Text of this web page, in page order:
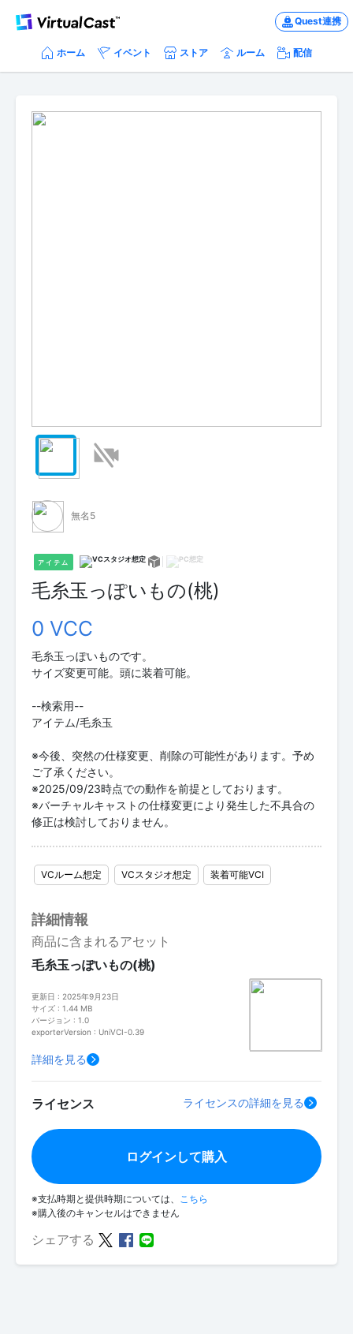
Quest連携
ホーム イベント ストア ルーム 配信
無名5
アイテム
毛糸玉っぽいもの(桃)
0 VCC
毛糸玉っぽいものです。
サイズ変更可能。頭に装着可能。
--検索用--
アイテム/毛糸玉
※今後、突然の仕様変更、削除の可能性があります。予め
ご了承ください。
※2025/09/23時点での動作を前提としております。
※バーチャルキャストの仕様変更により発生した不具合の
修正は検討しておりません。
VCルーム想定 VCスタジオ想定 装着可能VCI
詳細情報
商品に含まれるアセット
毛糸玉っぽいもの(桃)
更新日 : 2025年9月23日
サイズ : 1.44 MB
バージョン : 1.0
exporterVersion : UniVCI-0.39
詳細を見る
ライセンス ライセンスの詳細を見る
ログインして購入
※支払時期と提供時期については、 こちら
※購入後のキャンセルはできません
シェアする